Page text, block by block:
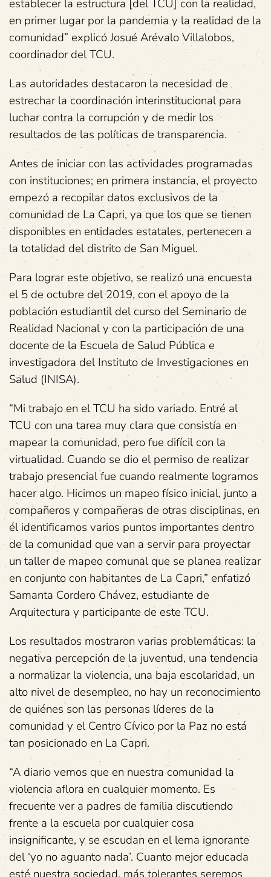
establecer la estructura [del TCU] con la realidad,
en primer lugar por la pandemia y la realidad de la
comunidad” explicó Josué Arévalo Villalobos,
coordinador del TCU.
Las autoridades destacaron la necesidad de
estrechar la coordinación interinstitucional para
luchar contra la corrupción y de medir los
resultados de las políticas de transparencia.
Antes de iniciar con las actividades programadas
con instituciones; en primera instancia, el proyecto
empezó a recopilar datos exclusivos de la
comunidad de La Capri, ya que los que se tienen
disponibles en entidades estatales, pertenecen a
la totalidad del distrito de San Miguel.
Para lograr este objetivo, se realizó una encuesta
el 5 de octubre del 2019, con el apoyo de la
población estudiantil del curso del Seminario de
Realidad Nacional y con la participación de una
docente de la Escuela de Salud Pública e
investigadora del Instituto de Investigaciones en
Salud (INISA).
“Mi trabajo en el TCU ha sido variado. Entré al
TCU con una tarea muy clara que consistía en
mapear la comunidad, pero fue difícil con la
virtualidad. Cuando se dio el permiso de realizar
trabajo presencial fue cuando realmente logramos
hacer algo. Hicimos un mapeo físico inicial, junto a
compañeros y compañeras de otras disciplinas, en
él identificamos varios puntos importantes dentro
de la comunidad que van a servir para proyectar
un taller de mapeo comunal que se planea realizar
en conjunto con habitantes de La Capri,” enfatizó
Samanta Cordero Chávez, estudiante de
Arquitectura y participante de este TCU.
Los resultados mostraron varias problemáticas: la
negativa percepción de la juventud, una tendencia
a normalizar la violencia, una baja escolaridad, un
alto nivel de desempleo, no hay un reconocimiento
de quiénes son las personas líderes de la
comunidad y el Centro Cívico por la Paz no está
tan posicionado en La Capri.
“A diario vemos que en nuestra comunidad la
violencia aflora en cualquier momento. Es
frecuente ver a padres de familia discutiendo
frente a la escuela por cualquier cosa
insignificante, y se escudan en el lema ignorante
del ‘yo no aguanto nada’. Cuanto mejor educada
esté nuestra sociedad, más tolerantes seremos